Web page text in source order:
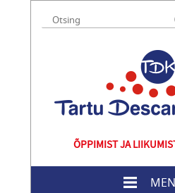
ÕPPIMIST JA